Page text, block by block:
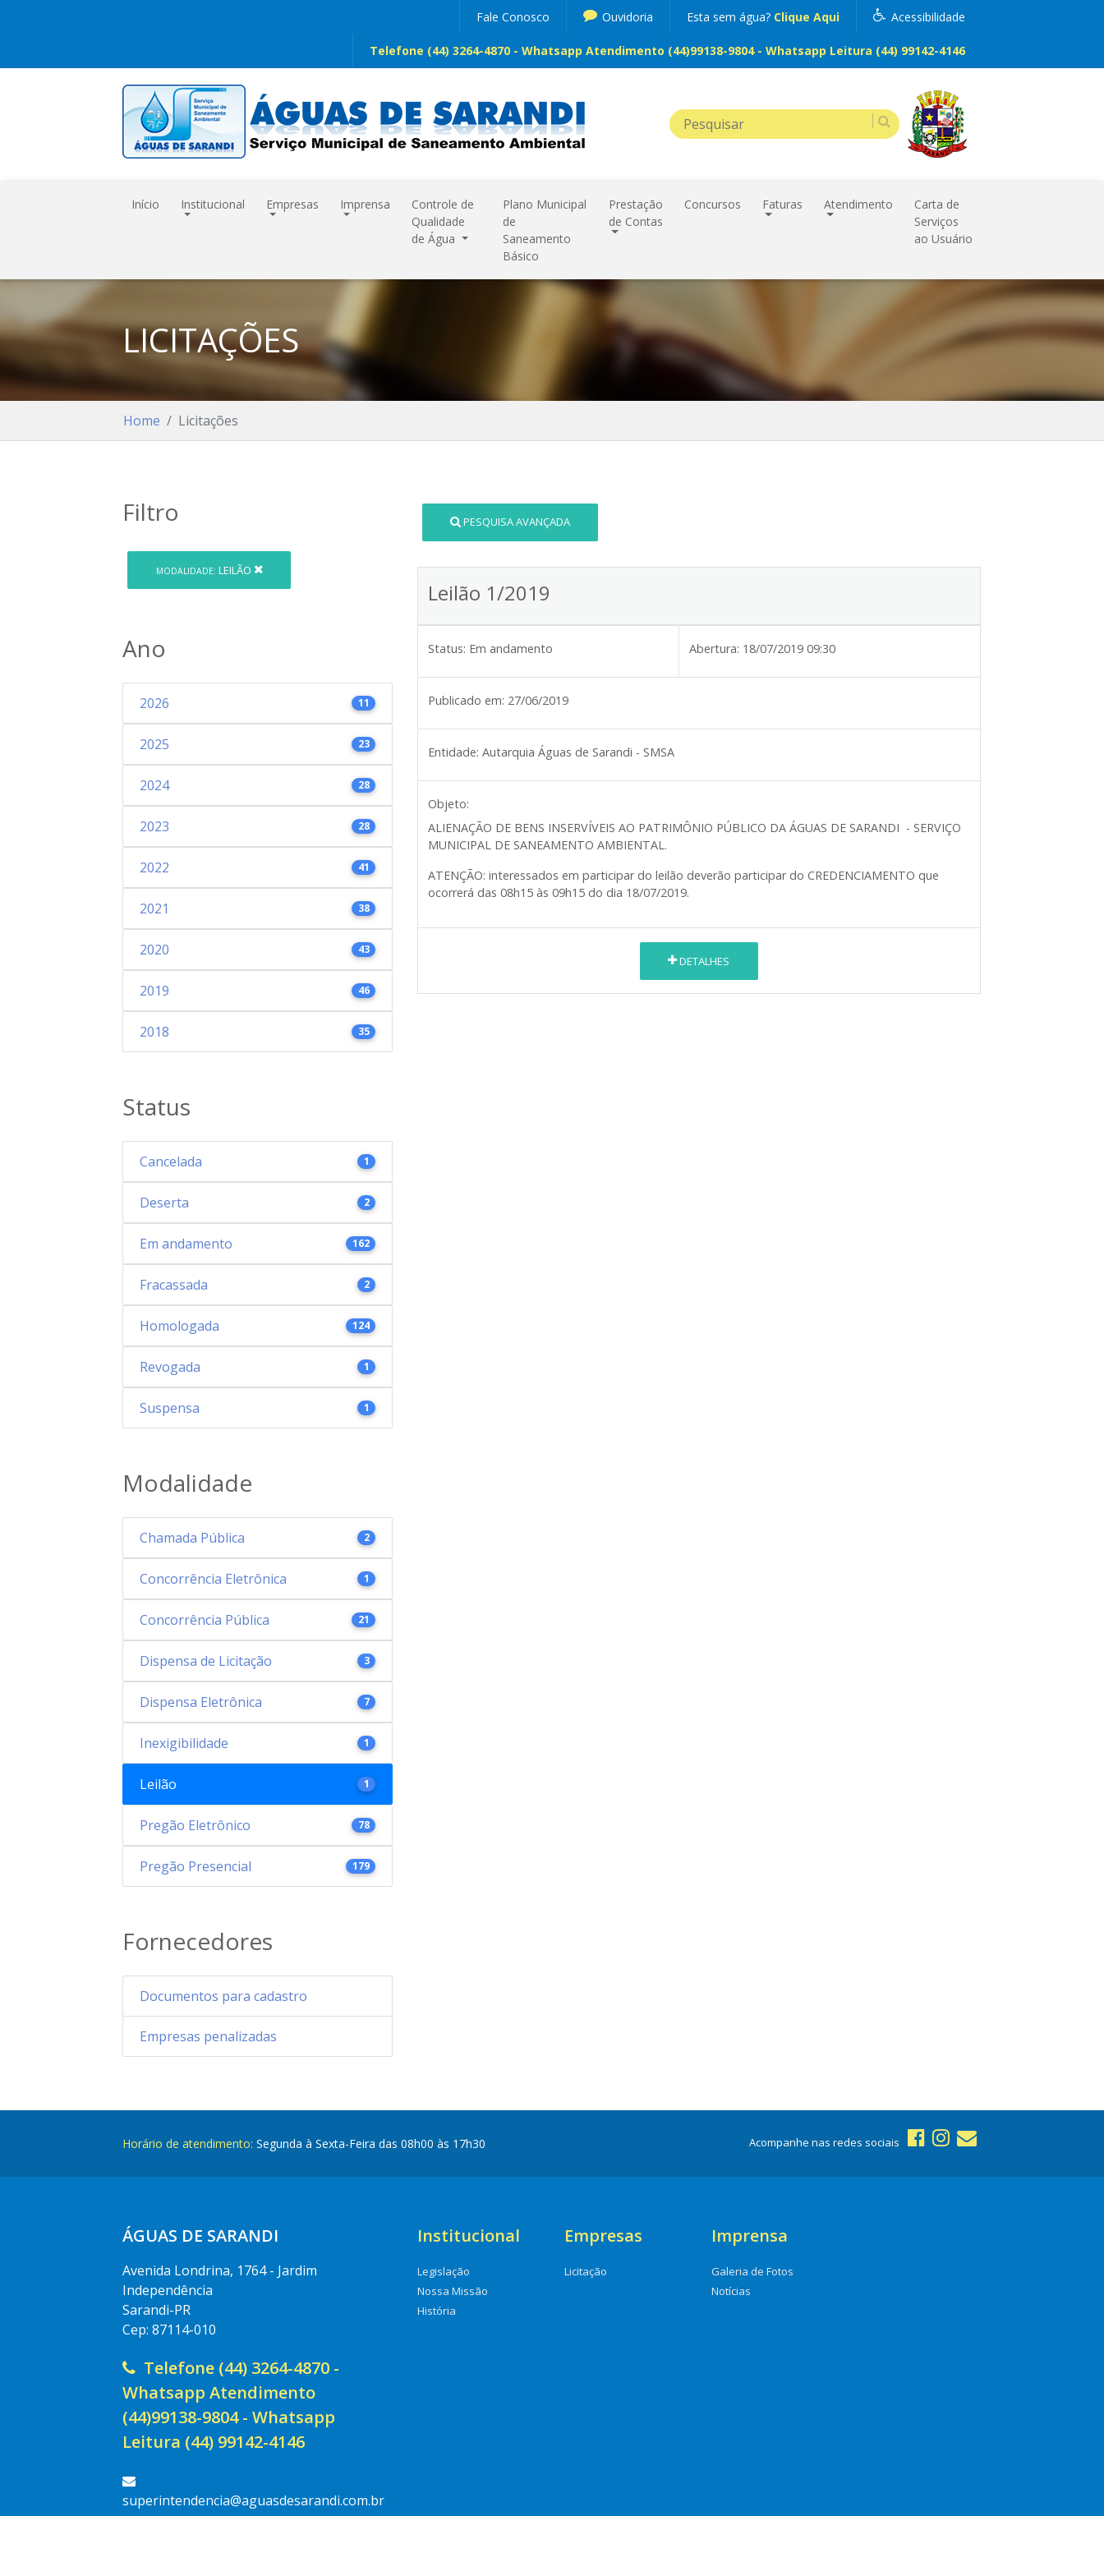
Acessibilidade
Esta sem água? Clique Aqui
Ouvidoria
Fale Conosco
Telefone (44) 3264-4870 - Whatsapp Atendimento (44)99138-9804 - Whatsapp Leitura (44) 99142-4146
Início Institucional Empresas Imprensa
Controle de
Qualidade
de Água
Plano Municipal
de
Saneamento
Básico
Prestação
de Contas
Concursos Faturas Atendimento
Carta de
Serviços
ao Usuário
LICITAÇÕES
Home Licitações
Filtro
MODALIDADE: LEILÃO
Ano
2026 11
2025 23
2024 28
2023 28
2022 41
2021 38
2020 43
2019 46
2018 35
Status
Cancelada 1
Deserta 2
Em andamento 162
Fracassada 2
Homologada 124
Revogada 1
Suspensa 1
Modalidade
Chamada Pública 2
Concorrência Eletrônica 1
Concorrência Pública 21
Dispensa de Licitação 3
Dispensa Eletrônica 7
Inexigibilidade 1
Leilão 1
Pregão Eletrônico 78
Pregão Presencial 179
Fornecedores
Documentos para cadastro
Empresas penalizadas
PESQUISA AVANÇADA
Leilão 1/2019
Status: Em andamento Abertura: 18/07/2019 09:30
Publicado em: 27/06/2019
Entidade: Autarquia Águas de Sarandi - SMSA
Objeto:
ALIENAÇÃO DE BENS INSERVÍVEIS AO PATRIMÔNIO PÚBLICO DA ÁGUAS DE SARANDI - SERVIÇO
MUNICIPAL DE SANEAMENTO AMBIENTAL.
ATENÇÃO: interessados em participar do leilão deverão participar do CREDENCIAMENTO que
ocorrerá das 08h15 às 09h15 do dia 18/07/2019.
DETALHES
Horário de atendimento: Segunda à Sexta-Feira das 08h00 às 17h30 Acompanhe nas redes sociais
ÁGUAS DE SARANDI
Avenida Londrina, 1764 - Jardim
Independência
Sarandi-PR
Cep: 87114-010
Telefone (44) 3264-4870 -
Whatsapp Atendimento
(44)99138-9804 - Whatsapp
Leitura (44) 99142-4146
superintendencia@aguasdesarandi.com.br
Institucional
Legislação
Nossa Missão
História
Empresas
Licitação
Imprensa
Galeria de Fotos
Notícias